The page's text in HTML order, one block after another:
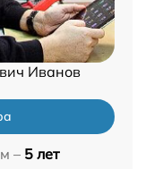
Иванов
– 5 лет